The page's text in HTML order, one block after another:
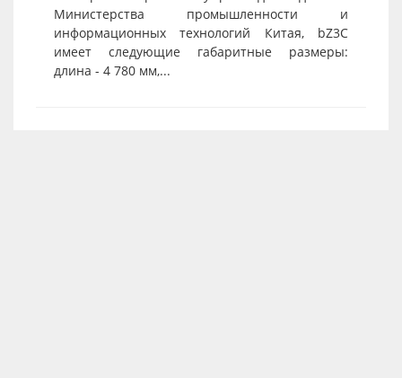
Министерства промышленности и
информационных технологий Китая, bZ3C
имеет следующие габаритные размеры:
длина - 4 780 мм,...